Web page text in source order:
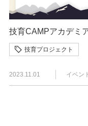
技育CAMPアカデミ
技育プロジェクト
2023.11.01 イベン